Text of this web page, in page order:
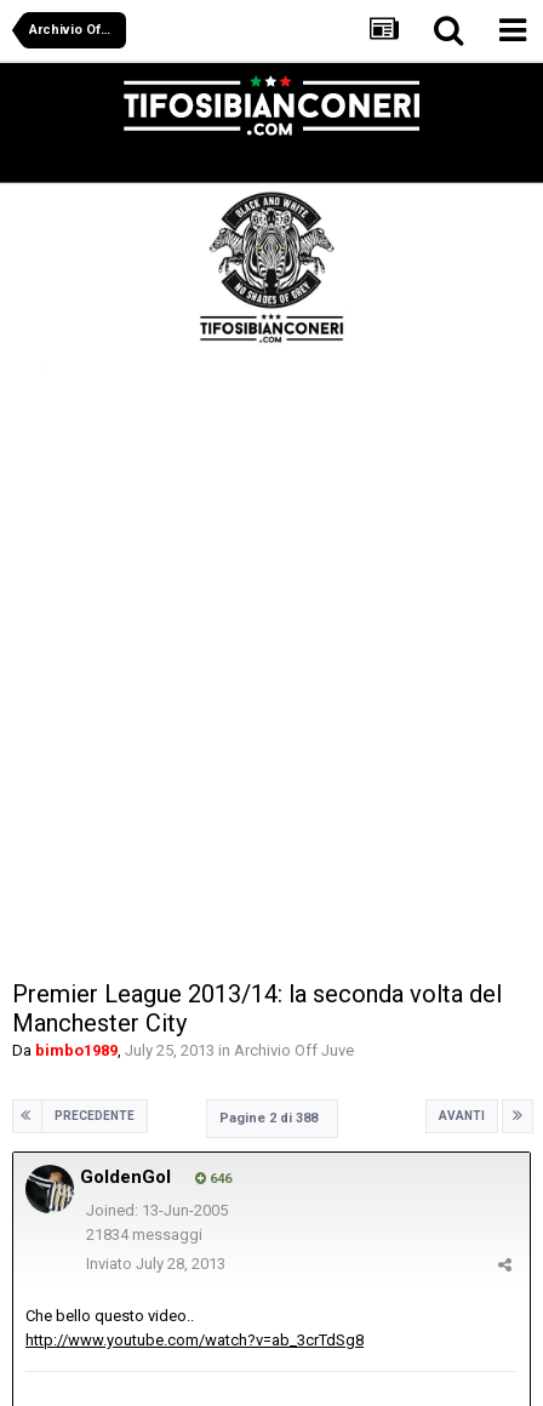
Archivio Off Juve
Premier League 2013/14: la seconda volta del
Manchester City
Da bimbo1989, July 25, 2013 in Archivio Off Juve
PRECEDENTE AVANTI
Pagine 2 di 388
GoldenGol 646
Joined: 13-Jun-2005
21834 messaggi
Inviato July 28, 2013
Che bello questo video..
http://www.youtube.com/watch?v=ab_3crTdSg8